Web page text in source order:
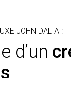
JOHN DALIA :
d’un